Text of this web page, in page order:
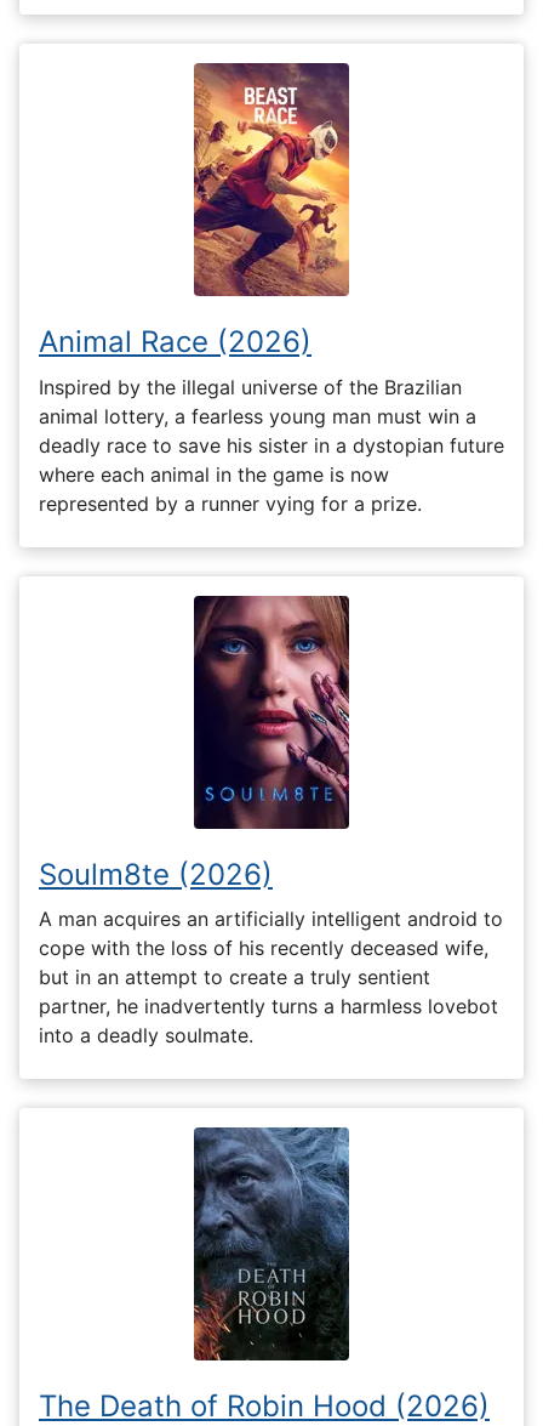
Animal Race (2026)
Inspired by the illegal universe of the Brazilian
animal lottery, a fearless young man must win a
deadly race to save his sister in a dystopian future
where each animal in the game is now
represented by a runner vying for a prize.
Soulm8te (2026)
A man acquires an artificially intelligent android to
cope with the loss of his recently deceased wife,
but in an attempt to create a truly sentient
partner, he inadvertently turns a harmless lovebot
into a deadly soulmate.
The Death of Robin Hood (2026)